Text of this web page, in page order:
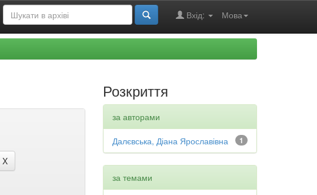
Мова
Вхід:
Розкриття
за авторами
1
Далєвська, Діана Ярославівна
за темами